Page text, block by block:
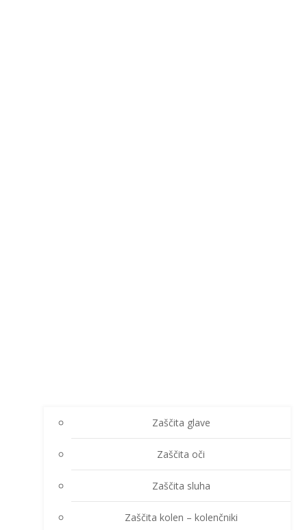
Zaščita glave
Zaščita oči
Zaščita sluha
Zaščita kolen – kolenčniki